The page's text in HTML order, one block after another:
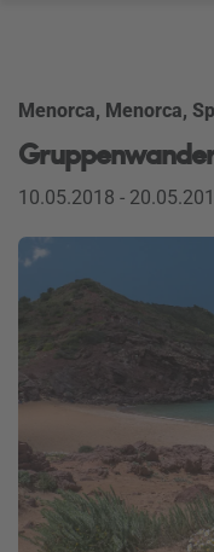
Menorca, Menorca,
10.05.2018 -